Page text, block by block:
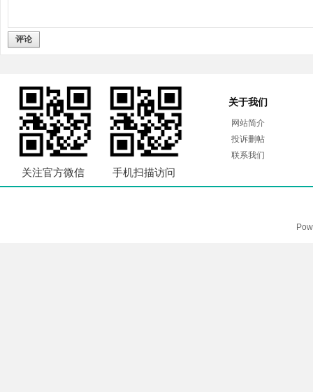
评论
关注官方微信 手机扫描访问
关于我们
网站简介
投诉删帖
联系我们